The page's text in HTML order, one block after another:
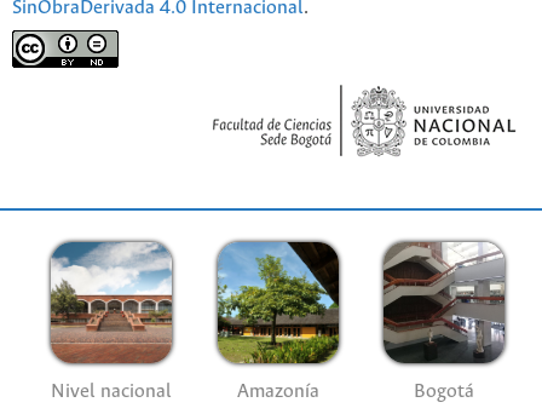
SinObraDerivada 4.0 Internacional.
Nivel nacional Amazonía Bogotá